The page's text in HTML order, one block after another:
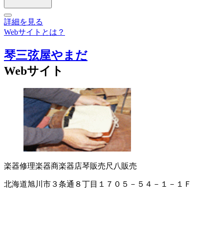
詳細を見る
Webサイトとは？
琴三弦屋やまだ
Webサイト
楽器修理楽器商楽器店琴販売尺八販売
北海道旭川市３条通８丁目１７０５－５４－１－１Ｆ